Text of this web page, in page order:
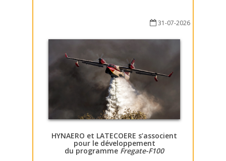
31-07-2026
HYNAERO et LATECOERE s’associent
pour le développement
du programme Fregate-F100